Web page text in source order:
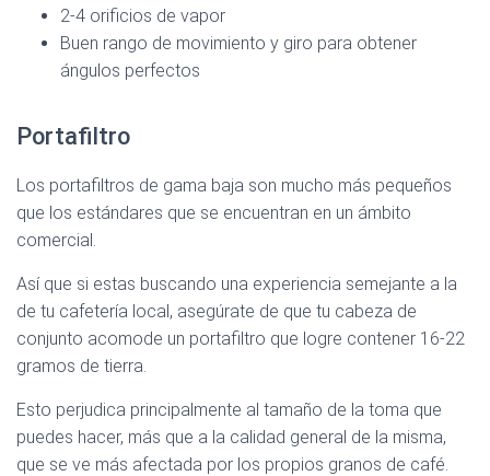
2-4 orificios de vapor
Buen rango de movimiento y giro para obtener
ángulos perfectos
Portafiltro
Los portafiltros de gama baja son mucho más pequeños
que los estándares que se encuentran en un ámbito
comercial.
Así que si estas buscando una experiencia semejante a la
de tu cafetería local, asegúrate de que tu cabeza de
conjunto acomode un portafiltro que logre contener 16-22
gramos de tierra.
Esto perjudica principalmente al tamaño de la toma que
puedes hacer, más que a la calidad general de la misma,
que se ve más afectada por los propios granos de café.